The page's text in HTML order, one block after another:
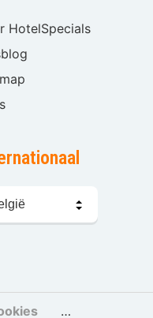
HotelSpecials
Cookies